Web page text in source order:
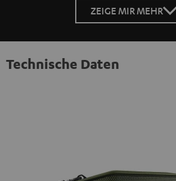
ZEIGE MIR MEHR
Technische Daten